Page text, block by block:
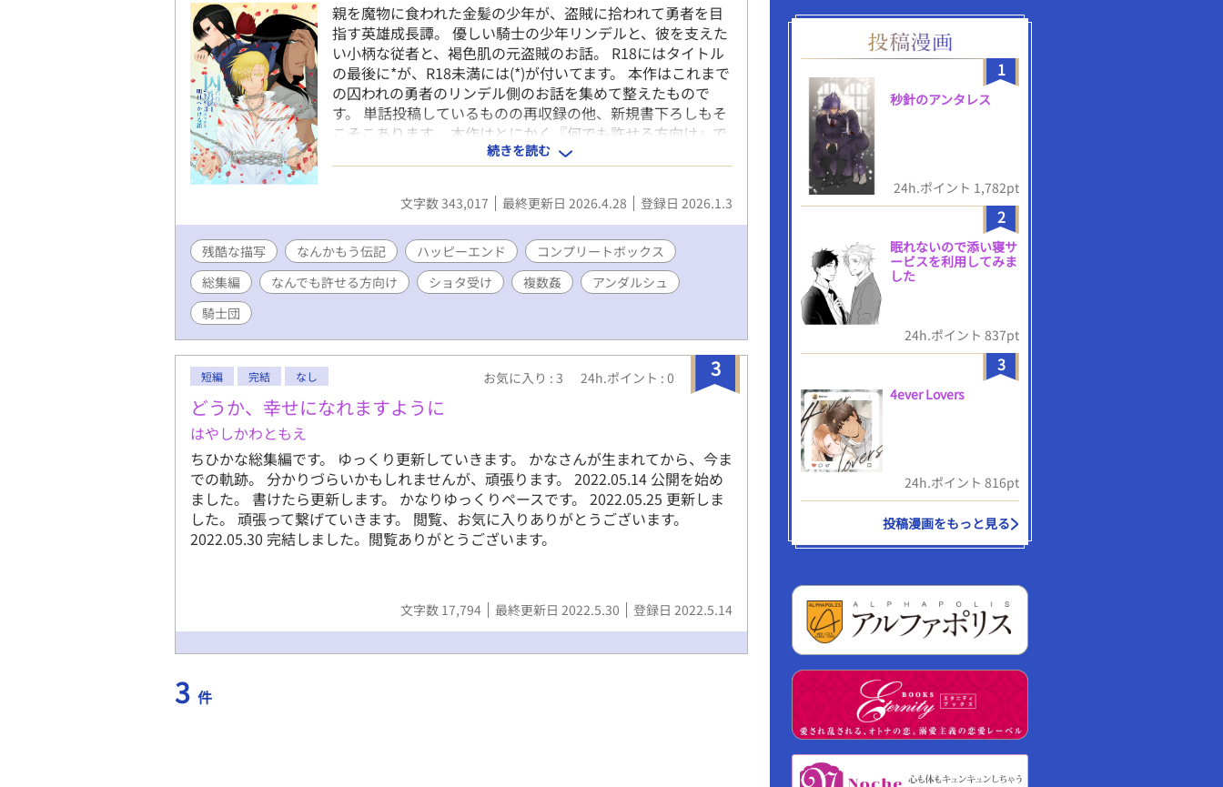
親を魔物に食われた金髪の少年が、盗賊に拾われて勇者を目
指す英雄成長譚。 優しい騎士の少年リンデルと、彼を支えた
い小柄な従者と、褐色肌の元盗賊のお話。 R18にはタイトル
の最後に*が、R18未満には(*)が付いてます。 本作はこれまで
の囚われの勇者のリンデル側のお話を集めて整えたもので
す。 単話投稿しているものの再収録の他、新規書下ろしもそ
こそこあります。 本作はとにかく『何でも許せる方向け』で
す。 ショタ受け、無理矢理、モブレ、媚薬、リバ、3Pと色々
あります。 表現としてあまりグロくは書きませんが、痛い描
写は多いです。 夢オチで触手もあったり、時に飯テロもあり
ます。 個人的に苦手なシチュがある方は、 これまでに投稿し
する注意要素が書いてありますので……) 大丈夫！ 何でも
おいしく食べられるよ！ むしろ痛いのは心も体も大好物だ
よ！ という方は どうぞ存分にお楽しみくださいね。 ■登場
優しい少年 優しい麦穂色の金髪に蜂蜜のような金眼・爽や
か短髪 173cm ・勇者の護衛兼教育係(従者)→ロッソ(28)♂
23歳から5年間前勇者に仕えていた生真面目青年 サラツ
ヤ直毛黒髪に童顔黒目がちな黒眼・超ロング1つ括り
公の所属する九番隊の隊長、温厚実直な男性 茶色がかった
黒髪に三白眼気味の黒眼・オールバック 180cm ・別の隊の
中隊長→レインズ(36)♂ ルストックの為なら死ねるタイプ
の激重感情持ち親友 鮮やかな金髪に宝石のような青い瞳・
一つ括り かなり美形 178cm ・主人公の姉→エレノーラ
(22)♀ 主人公の実姉で唯一の肉親 榛色の髪と瞳・肩下ふ
https://www.alphapolis.co.jp/novel/547033129/684597576
続きを読む
文字数 343,017 最終更新日 2026.4.28 登録日 2026.1.3
残酷な描写 なんかもう伝記 ハッピーエンド
コンプリートボックス
総集編
なんでも許せる方向け ショタ受け 複数姦
アンダルシュ
騎士団
3
短編 完結 なし お気に入り : 3 24h.ポイント : 0
どうか、幸せになれますように
はやしかわともえ
ちひかな総集編です。 ゆっくり更新していきます。 かなさんが生まれてから、今ま
での軌跡。 分かりづらいかもしれませんが、頑張ります。 2022.05.14 公開を始め
ました。 書けたら更新します。 かなりゆっくりペースです。 2022.05.25 更新しま
した。 頑張って繋げていきます。 閲覧、お気に入りありがとうございます。
2022.05.30 完結しました。閲覧ありがとうございます。
文字数 17,794 最終更新日 2022.5.30 登録日 2022.5.14
3 件
1
秒針のアンタレス
24h.ポイント 1,782pt
2
眠れないので添い寝サ
ービスを利用してみま
した
24h.ポイント 837pt
3
4ever Lovers
24h.ポイント 816pt
投稿漫画をもっと見る